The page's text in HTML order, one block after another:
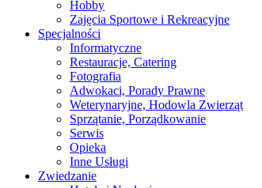
Hobby
Zajęcia Sportowe i Rekreacyjne
Specjalności
Informatyczne
Restauracje, Catering
Fotografia
Adwokaci, Porady Prawne
Weterynaryjne, Hodowla Zwierząt
Sprzątanie, Porządkowanie
Serwis
Opieka
Inne Usługi
Zwiedzanie